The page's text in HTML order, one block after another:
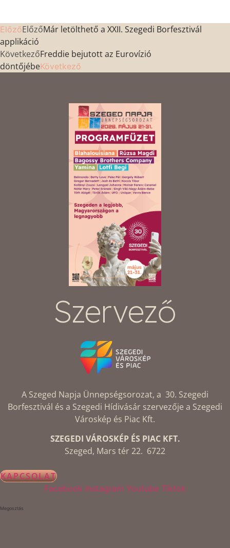
ElőzőElőzőMár letölthető a XXII. Szegedi Borfesztivál
applikáció
KövetkezőFreddie bejutott az Eurovízió
döntőjébeKövetkező
Szervező
A Szeged Napja Ünnepségsorozat, a 30. Szegedi
Borfesztivál és a Szegedi Hídivásár szervezője a Szegedi
Városkép és Piac Kft.
SZEGEDI VÁROSKÉP ÉS PIAC KFT.
Szeged, Mars tér 22. 6722
KAPCSOLAT
Facebook Instagram Youtube Tiktok
Megosztás